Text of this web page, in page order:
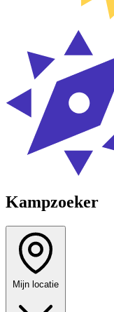
Kampzoeker
Mijn locatie